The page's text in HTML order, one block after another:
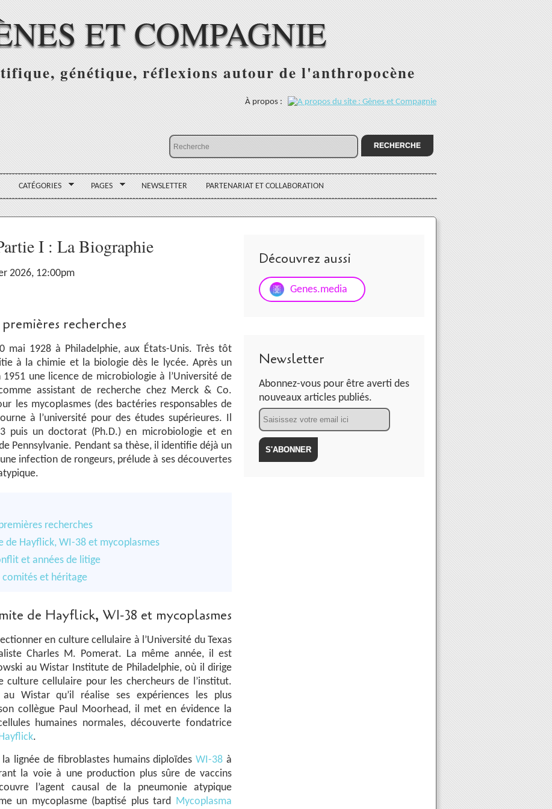
ET COMPAGNIE
génétique, réflexions autour de l'anthropocène
À propos :
CATÉGORIES PAGES NEWSLETTER PARTENARIAT ET COLLABORATION
I : La Biographie
2026, 12:00pm
recherches
mai 1928 à Philadelphie, aux États-Unis. Très tôt
à la chimie et la biologie dès le lycée. Après un
une licence de microbiologie à l’Université de
assistant de recherche chez Merck & Co.
les mycoplasmes (des bactéries responsables de
à l’université pour des études supérieures. Il
puis un doctorat (Ph.D.) en microbiologie et en
Pennsylvanie. Pendant sa thèse, il identifie déjà un
infection de rongeurs, prélude à ses découvertes
recherches
de Hayflick, WI-38 et mycoplasmes
et années de litige
et héritage
de Hayflick, WI-38 et mycoplasmes
en culture cellulaire à l’Université du Texas
Charles M. Pomerat. La même année, il est
au Wistar Institute de Philadelphie, où il dirige
culture cellulaire pour les chercheurs de l’institut.
Wistar qu’il réalise ses expériences les plus
collègue Paul Moorhead, il met en évidence la
humaines normales, découverte fondatrice
.
lignée de fibroblastes humains diploïdesWI-38 à
la voie à une production plus sûre de vaccins
l’agent causal de la pneumonie atypique
un mycoplasme (baptisé plus tard Mycoplasma
Découvrez aussi
Genes.media
Newsletter
Abonnez-vous pour être averti des
nouveaux articles publiés.
Email